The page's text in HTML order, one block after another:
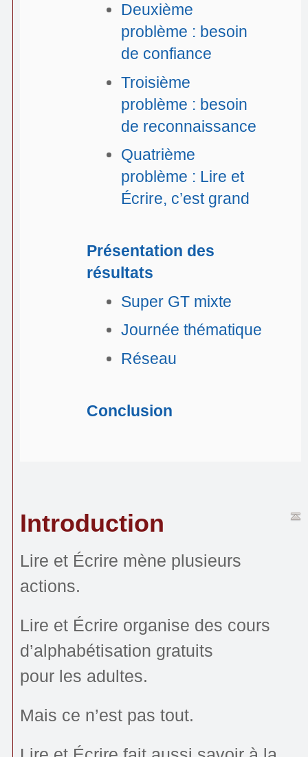
Deuxième
problème : besoin
de confiance
Troisième
problème : besoin
de reconnaissance
Quatrième
problème : Lire et
Écrire, c’est grand
Présentation des
résultats
Super GT mixte
Journée thématique
Réseau
Conclusion
Introduction
Lire et Écrire mène plusieurs
actions.
Lire et Écrire organise des cours
d’alphabétisation gratuits
pour les adultes.
Mais ce n’est pas tout.